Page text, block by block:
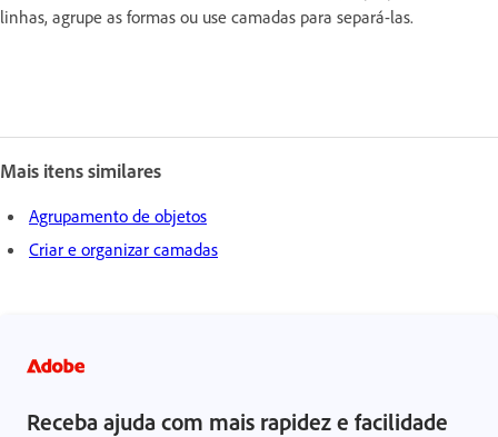
linhas, agrupe as formas ou use camadas para separá-las.
Mais itens similares
Agrupamento de objetos
Criar e organizar camadas
Receba ajuda com mais rapidez e facilidade